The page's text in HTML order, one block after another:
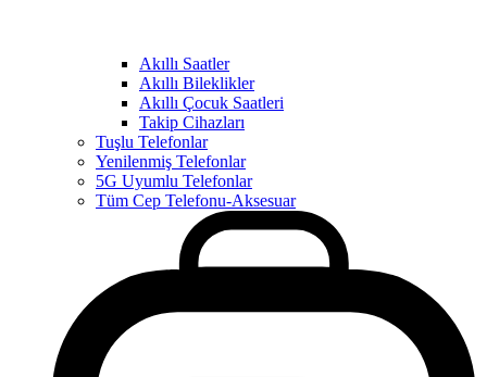
Akıllı Saatler
Akıllı Bileklikler
Akıllı Çocuk Saatleri
Takip Cihazları
Tuşlu Telefonlar
Yenilenmiş Telefonlar
5G Uyumlu Telefonlar
Tüm Cep Telefonu-Aksesuar